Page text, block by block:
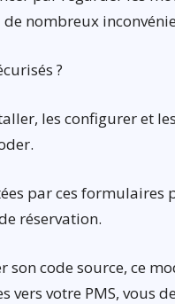
nombreux
?
les configurer et
par ces
réservation.
son code source, ce
vers votre PMS, vous